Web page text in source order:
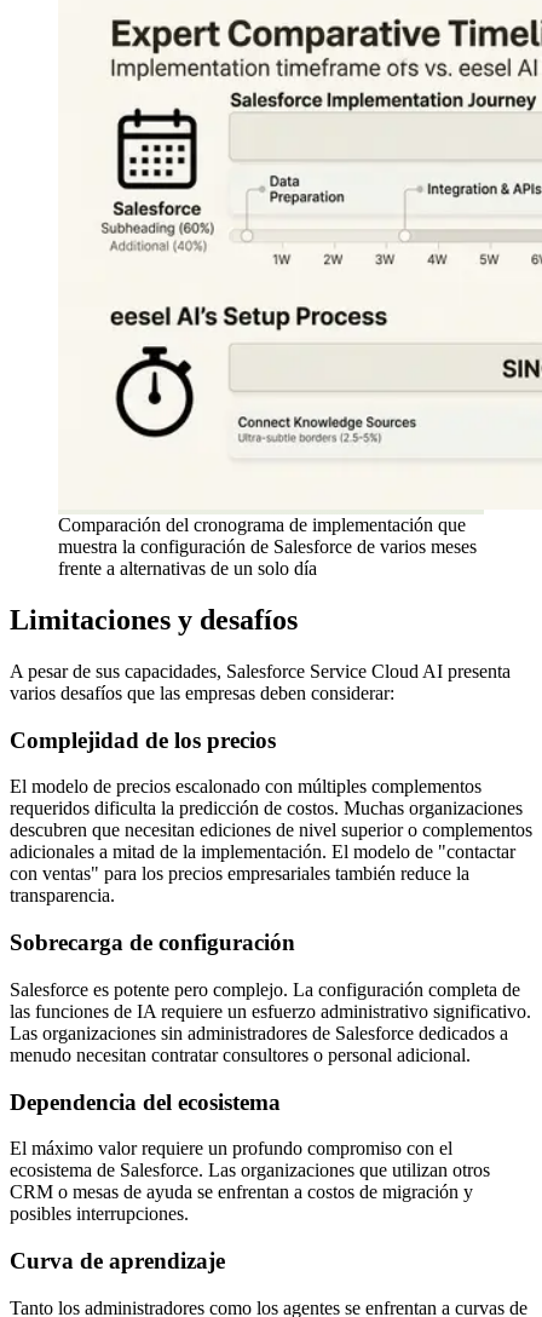
Comparación del cronograma de implementación que
muestra la configuración de Salesforce de varios meses
frente a alternativas de un solo día
Limitaciones y desafíos
A pesar de sus capacidades, Salesforce Service Cloud AI presenta
varios desafíos que las empresas deben considerar:
Complejidad de los precios
El modelo de precios escalonado con múltiples complementos
requeridos dificulta la predicción de costos. Muchas organizaciones
descubren que necesitan ediciones de nivel superior o complementos
adicionales a mitad de la implementación. El modelo de "contactar
con ventas" para los precios empresariales también reduce la
transparencia.
Sobrecarga de configuración
Salesforce es potente pero complejo. La configuración completa de
las funciones de IA requiere un esfuerzo administrativo significativo.
Las organizaciones sin administradores de Salesforce dedicados a
menudo necesitan contratar consultores o personal adicional.
Dependencia del ecosistema
El máximo valor requiere un profundo compromiso con el
ecosistema de Salesforce. Las organizaciones que utilizan otros
CRM o mesas de ayuda se enfrentan a costos de migración y
posibles interrupciones.
Curva de aprendizaje
Tanto los administradores como los agentes se enfrentan a curvas de